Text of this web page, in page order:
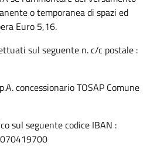
o temporanea di spazi ed
Euro 5,16.
sul seguente n. c/c postale :
concessionario TOSAP Comune
sul seguente codice IBAN :